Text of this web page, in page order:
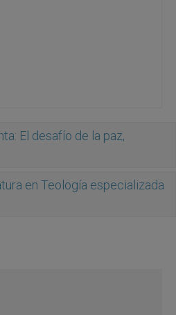
El desafío de la paz,
en Teología especializada